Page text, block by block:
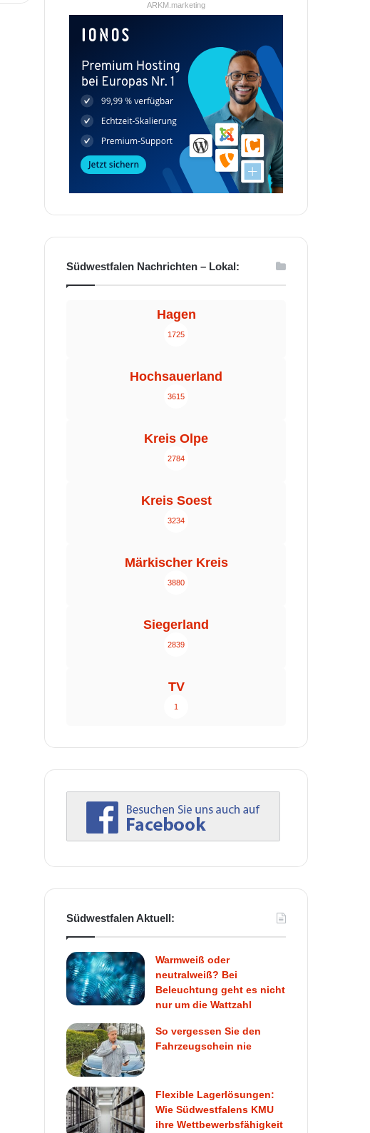
ARKM.marketing
Südwestfalen Nachrichten – Lokal:
Hagen
1725
Hochsauerland
3615
Kreis Olpe
2784
Kreis Soest
3234
Märkischer Kreis
3880
Siegerland
2839
TV
1
Südwestfalen Aktuell:
Warmweiß oder
neutralweiß? Bei
Beleuchtung geht es nicht
nur um die Wattzahl
So vergessen Sie den
Fahrzeugschein nie
Flexible Lagerlösungen:
Wie Südwestfalens KMU
ihre Wettbewerbsfähigkeit